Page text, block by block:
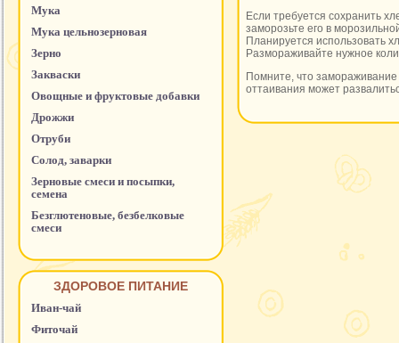
Мука
Мука цельнозерновая
Зерно
Закваски
Овощные и фруктовые добавки
Дрожжи
Отруби
Солод, заварки
Зерновые смеси и посыпки,
семена
Безглютеновые, безбелковые
смеси
ЗДОРОВОЕ ПИТАНИЕ
Иван-чай
Фиточай
Если требуется сохранить
заморозьте его в
Планируется использовать
Размораживайте нужное
Помните, что замораживание
оттаивания может